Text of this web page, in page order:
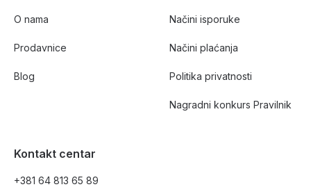
O nama
Prodavnice
Blog
Načini isporuke
Načini plaćanja
Politika privatnosti
Nagradni konkurs Pravilnik
Kontakt centar
+381 64 813 65 89